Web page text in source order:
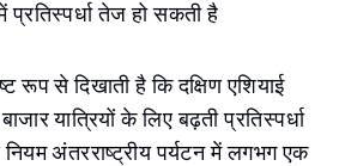
प्रतिस्पर्धा तेज हो सकती है
रूप से दिखाती है कि दक्षिण एशियाई
यात्रियों के लिए बढ़ती प्रतिस्पर्धा
अंतरराष्ट्रीय पर्यटन में लगभग एक